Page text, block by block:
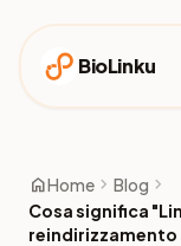
BioLinku
homeHome chevron_right Blog chevron_right
Cosa significa
reindirizzamento